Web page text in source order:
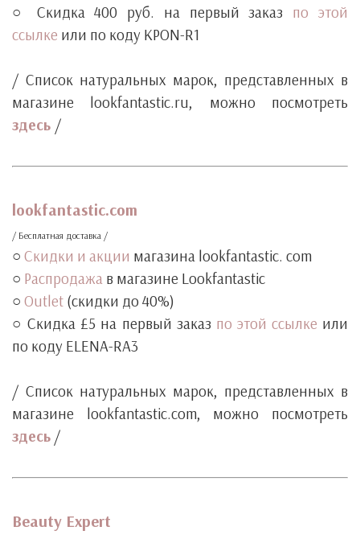
○ Скидка 400 руб. на первый заказ по этой
ссылке или по коду KPON-R1
/ Список натуральных марок, представленных в
магазине lookfantastic.ru, можно посмотреть
здесь /
lookfantastic.com
/ Бесплатная доставка /
○ Скидки и акции магазина lookfantastic. com
○ Распродажа в магазине Lookfantastic
○ Outlet (скидки до 40%)
○ Скидка £5 на первый заказ по этой ссылке или
по коду ELENA-RA3
/ Список натуральных марок, представленных в
магазине lookfantastic.com, можно посмотреть
здесь /
Beauty Expert